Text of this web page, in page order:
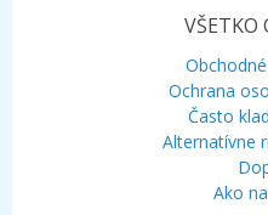
VŠETKO
Ochrana
Často
Alternatívne
Ako